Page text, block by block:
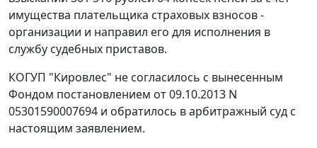
имущества плательщика страховых взносов -
организации и направил его для исполнения в
службу судебных приставов.
КОГУП "Кировлес" не согласилось с вынесенным
Фондом постановлением от 09.10.2013 N
05301590007694 и обратилось в арбитражный суд с
настоящим заявлением.